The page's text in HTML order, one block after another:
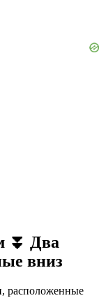
⏬ Два
вниз
расположенные